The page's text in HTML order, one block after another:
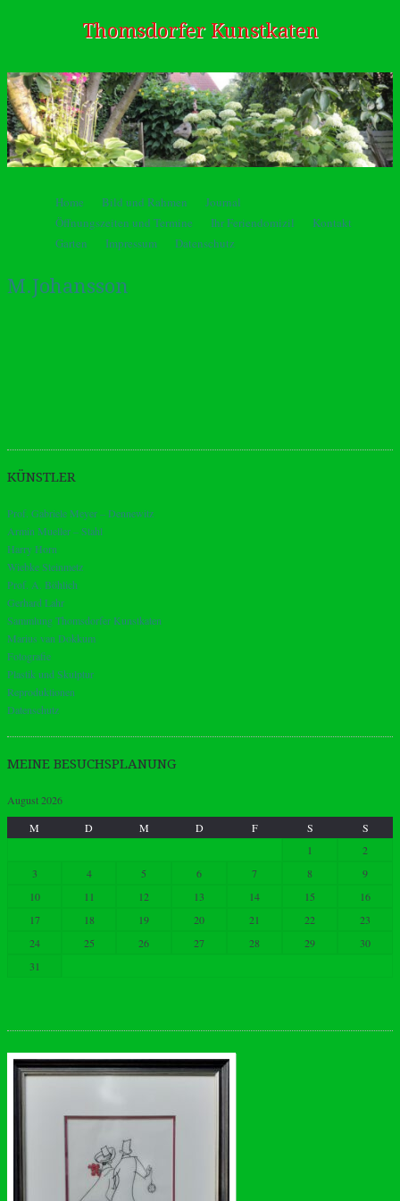
Thomsdorfer Kunstkaten
Menü
Springe zum Inhalt
Home Bild und Rahmen
Journal
Öffnungszeiten und Termine
Ihr Feriendomizil
Kontakt
Garten
Impressum Datenschutz
M.Johansson
KÜNSTLER
Prof. Gabriele Meyer – Dennewitz
Armin Mueller – Stahl
Harry Horn
Wiebke Steinmetz
Prof. A. Böhlich
Gerhard Lahr
Sammlung Thomsdorfer Kunstkaten
Marius van Dokkum
Fotografie
Plastik und Skulptur
Reproduktionen
Datenschutz
MEINE BESUCHSPLANUNG
August 2026
M
D M D F S
S
1
2
3
4 5 6 7 8
9
10
11 12 13 14 15
16
17
18 19 20 21 22
23
24
25 26 27 28 29
30
31